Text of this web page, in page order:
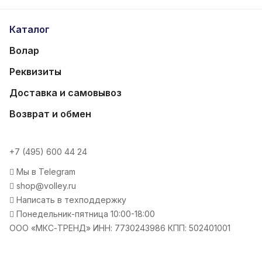
Каталог
Волар
Реквизиты
Доставка и самовывоз
Возврат и обмен
+7 (495) 600 44 24
Мы в Telegram
shop@volley.ru
Написать в техподдержку
Понедельник-пятница 10:00-18:00
ООО «МКС-ТРЕНД» ИНН: 7730243986 КПП: 502401001